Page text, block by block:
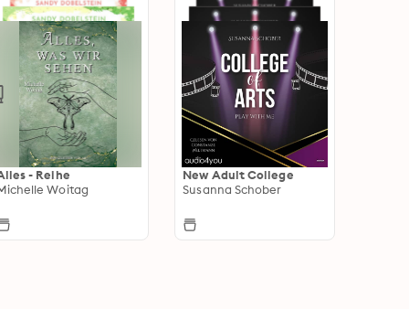
- Reihe
Woitag
New Adult College
Susanna Schober